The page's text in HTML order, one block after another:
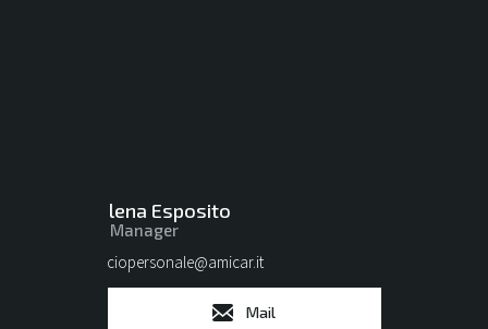
Milena Esposito
HR Manager
ufficiopersonale@amicar.it
Mail